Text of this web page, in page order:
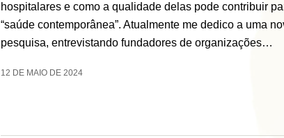
hospitalares e como a qualidade delas pode contribuir
“saúde contemporânea”. Atualmente me dedico a uma
pesquisa, entrevistando fundadores de organizações…
12 DE MAIO DE 2024